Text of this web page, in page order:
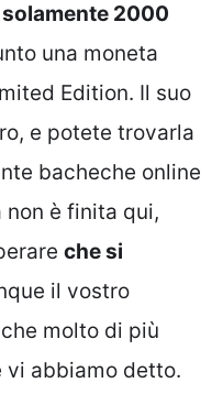
solamente 2000
una moneta
Edition. Il suo
e potete trovarla
bacheche online
non è finita qui,
che si
il vostro
molto di più
vi abbiamo detto.